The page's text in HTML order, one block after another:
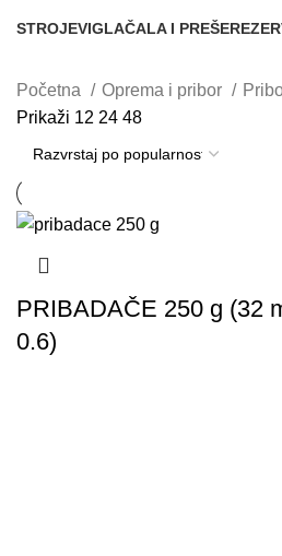
STROJEVIGLAČALA I PREŠE
Početna Oprema i pribor
Prikaži 12 24 48
PRIBADAČE 250 g (32
0.6)